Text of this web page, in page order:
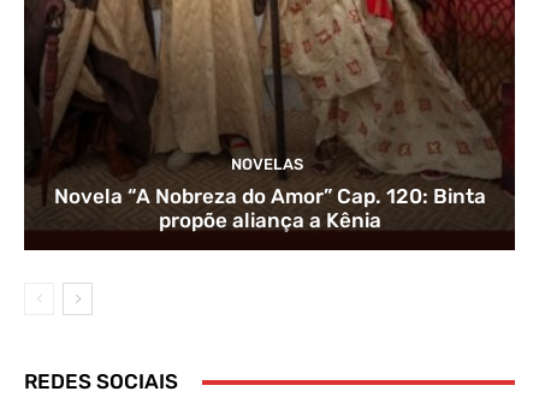
NOVELAS
Novela “A Nobreza do Amor” Cap. 120: Binta
propõe aliança a Kênia
REDES SOCIAIS